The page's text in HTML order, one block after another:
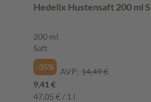
Hedelix Hustensaft 200 ml
200 ml
Saft
-35%
AVP: 14,49 €
9,41 €
47,05 € / 1 l